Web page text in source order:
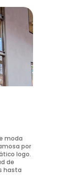
moda
por
logo.
de
hasta